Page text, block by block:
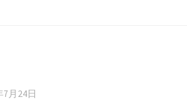
7月24日